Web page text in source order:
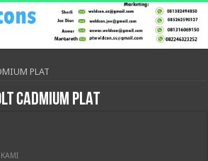
PLAT
CADMIUM PLAT